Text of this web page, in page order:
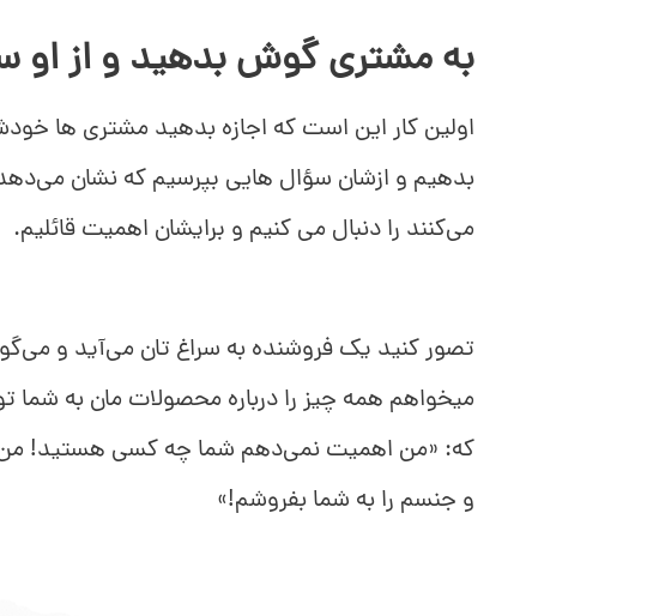
به مشتری گوش بدهید و از او
اولین کار این است که اجازه بدهید مشتری ها
بدهیم و ازشان سؤال هایی بپرسیم که نشان می‌دهد
می‌کنند را دنبال می کنیم و برایشان اهمیت قائلیم.
تصور کنید یک فروشنده به سراغ تان می‌آید و
میخواهم همه چیز را درباره محصولات مان به
که: «من اهمیت نمی‌دهم شما چه کسی هستید!
و جنسم را به شما بفروشم!»